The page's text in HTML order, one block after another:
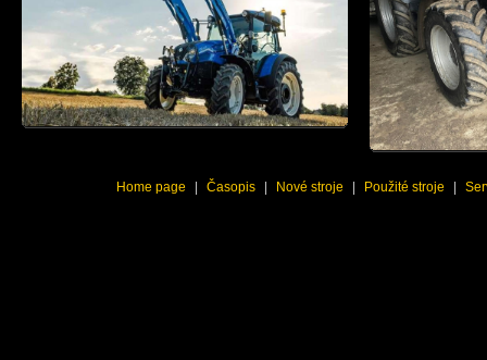
Home page Časopis Nové stroje Použité stroje